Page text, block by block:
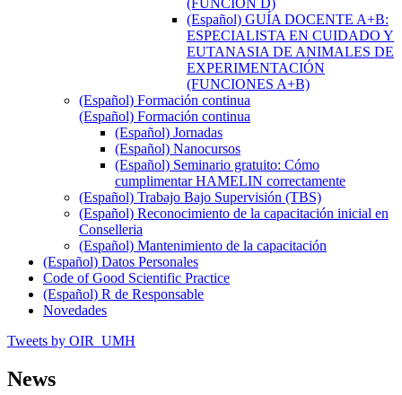
(Español) GUÍA DOCENTE A+B:
ESPECIALISTA EN CUIDADO Y
EUTANASIA DE ANIMALES DE
EXPERIMENTACIÓN
(FUNCIONES A+B)
(Español) Formación continua
(Español) Formación continua
(Español) Jornadas
(Español) Nanocursos
(Español) Seminario gratuito: Cómo
cumplimentar HAMELIN correctamente
(Español) Trabajo Bajo Supervisión (TBS)
(Español) Reconocimiento de la capacitación inicial en
Conselleria
(Español) Mantenimiento de la capacitación
(Español) Datos Personales
Code of Good Scientific Practice
(Español) R de Responsable
Novedades
Tweets by OIR_UMH
News